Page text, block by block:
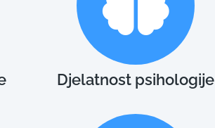
Djelatnost psihologije